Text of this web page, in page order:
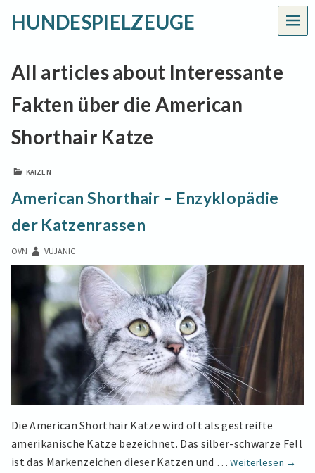
HUNDESPIELZEUGE
All articles about Interessante
Fakten über die American
Shorthair Katze
KATZEN
American Shorthair – Enzyklopädie
der Katzenrassen
OVN VUJANIC
Die American Shorthair Katze wird oft als gestreifte
amerikanische Katze bezeichnet. Das silber-schwarze Fell
ist das Markenzeichen dieser Katzen und …Weiterlesen →